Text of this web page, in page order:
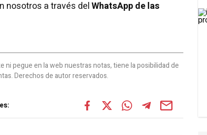
nosotros a través delWhatsApp de las
pegue en la web nuestras notas, tiene la posibilidad de
Derechos de autor reservados.